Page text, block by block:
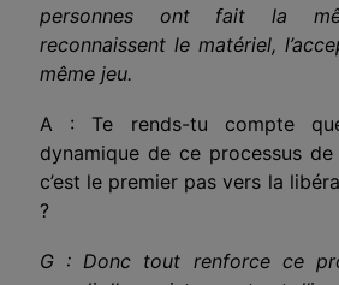
personnes ont fait la
reconnaissent le matériel,
même jeu.
A : Te rends-tu compte
dynamique de ce processus
c’est le premier pas vers la
?
G : Donc tout renforce ce